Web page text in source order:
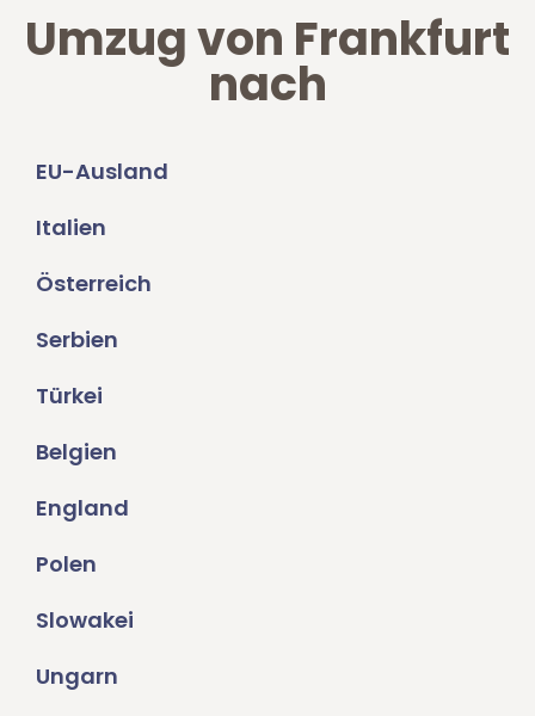
Umzug von Frankfurt
nach
EU-Ausland
Italien
Österreich
Serbien
Türkei
Belgien
England
Polen
Slowakei
Ungarn